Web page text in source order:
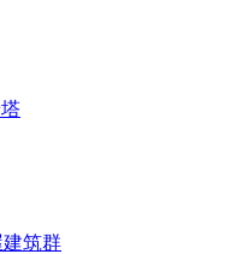
筑群